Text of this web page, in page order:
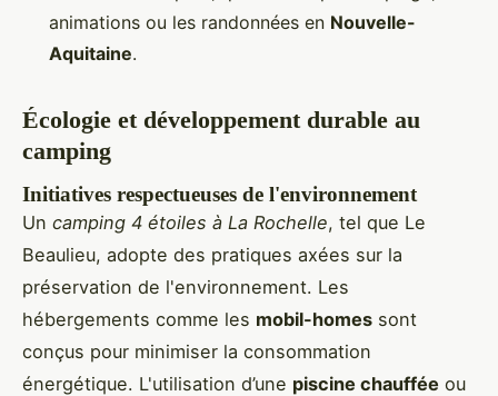
animations ou les randonnées en Nouvelle-
Aquitaine.
Écologie et développement durable au
camping
Initiatives respectueuses de l'environnement
Un camping 4 étoiles à La Rochelle, tel que Le
Beaulieu, adopte des pratiques axées sur la
préservation de l'environnement. Les
hébergements comme les mobil-homes sont
conçus pour minimiser la consommation
énergétique. L'utilisation d’une piscine chauffée ou